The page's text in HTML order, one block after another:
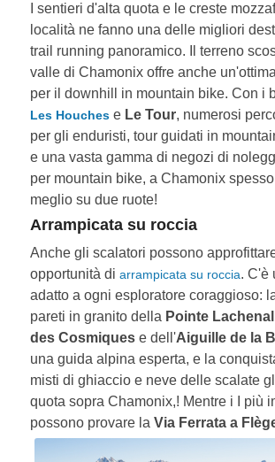
I sentieri d'alta quota e le creste
località ne fanno una delle migliori
trail running panoramico. Il terreno
valle di Chamonix offre anche
per il downhill in mountain bike. Con i
Les Houches e Le Tour, numerosi
per gli enduristi, tour guidati in
e una vasta gamma di negozi di
per mountain bike, a Chamonix
meglio su due ruote!
Arrampicata su roccia
Anche gli scalatori possono
opportunità diarrampicata su roccia. C'è
adatto a ogni esploratore coraggioso:
pareti in granito della Pointe Lachenal
des Cosmiques e dell'Aiguille de la
una guida alpina esperta, e la
misti di ghiaccio e neve delle scalate
quota sopra Chamonix,! Mentre i I più
possono provare laVia Ferrata a